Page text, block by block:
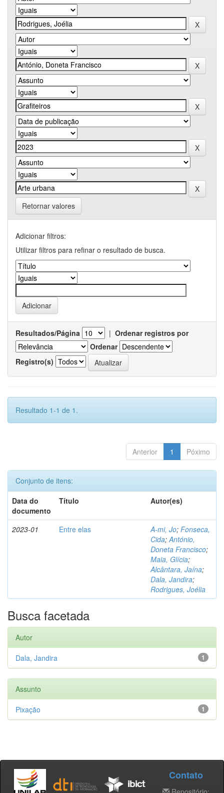
Retornar valores
Adicionar filtros:
Utilizar filtros para refinar o resultado de busca.
Resultados/Página | Ordenar registros por
Ordenar
Registro(s)
Resultado 1-1 de 1.
Anterior 1 Póximo
Conjunto de itens:
Data do
documento
Título Autor(es)
2023-01 Entre elas A-mi, Jo; Fonseca,
Cida;António,
Doneta Francisco;
Maia, Glícia;
Alcântara, Jaína;
Dala, Jandira;
Rodrigues, Joélia
Busca facetada
Autor
1
Dala, Jandira
Assunto
1
Pixação
Contato